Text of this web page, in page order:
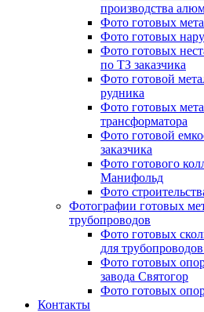
производства
Фото готовых
Фото готовых
Фото готовых
по ТЗ заказчика
Фото готовой
рудника
Фото готовых
трансформатора
Фото готовой
заказчика
Фото готового
Манифольд
Фото
Фотографии готовых
трубопроводов
Фото готовых
для
Фото готовых
завода Святогор
Фото готовых
Контакты